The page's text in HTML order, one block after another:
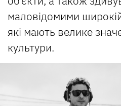
маловідомими
які мають велике
культури.